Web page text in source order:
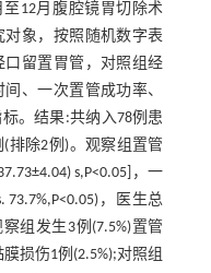
12月腹腔镜胃切除术
对象，按照随机数字表
留置胃管，对照组经
、一次置管成功率、
。结果:共纳入78例患
排除2例)。观察组置管
s,P<0.05]，一
，医生总
组发生3例(7.5%)置管
损伤1例(2.5%);对照组